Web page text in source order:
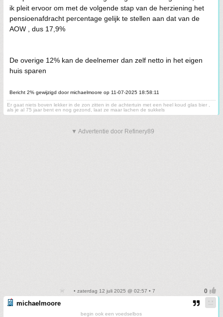
ik pleit ervoor om met de volgende stap van de herziening het
pensioenafdracht percentage gelijk te stellen aan dat van de
AOW , dus 17,9%
De overige 12% kan de deelnemer dan zelf netto in het eigen
huis sparen
Bericht 2% gewijzigd door michaelmoore op 11-07-2025 18:58:11
Er gaat niets boven lekker in de zon zitten in de achtertuin met een heel koud glas bier ,
als je al 75 jaar bent en nog gezond, laat ze maar lachen de sukkels
▼ Advertentie door Refinery89
• zaterdag 12 juli 2025 @ 02:57 • 7
michaelmoore
begin ook een voedselbos